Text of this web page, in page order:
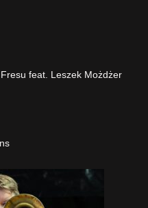
feat. Leszek Możdżer